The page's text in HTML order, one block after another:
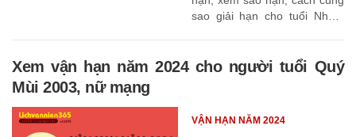
sao giải hạn cho tuổi Nhâm
Xem vận hạn năm 2024 cho người tuổi Quý
Mùi 2003, nữ mạng
VẬN HẠN NĂM 2024